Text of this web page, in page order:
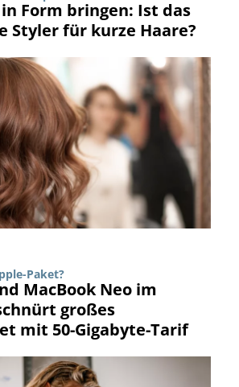
Form bringen: Ist das
Styler für kurze Haare?
Paket?
MacBook Neo im
großes
mit 50-Gigabyte-Tarif